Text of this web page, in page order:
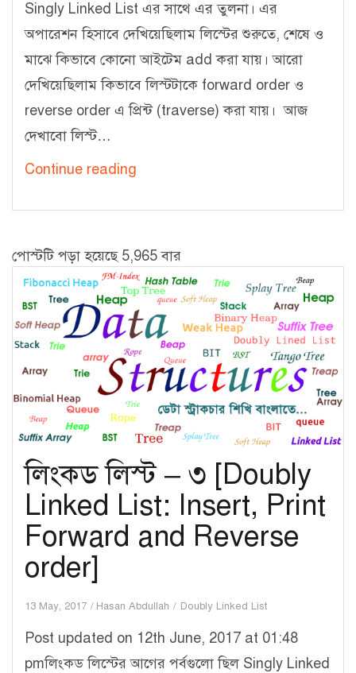
Singly Linked List এর সাথে এর তুলনা। এর
অপারেশন হিসাবে দেখিয়েছিলাম লিস্টের শুরুতে, শেষে ও
মাঝে কিভাবে কোনো আইটেম add করা যায়। আরো
দেখিয়েছিলাম কিভাবে লিস্টটাকে forward order ও
reverse order এ প্রিন্ট (traverse) করা যায়। আজ
দেখাবো লিস্ট…
Continue reading
[Doubly
Linked
List:
Delete
item
from
head,
tail
and
middle]
পোস্টটি পড়া হয়েছে 5,965 বার
লিংকড লিস্ট – ৩ [Doubly
Linked List: Insert, Print
Forward and Reverse
order]
13 May, 2017 Hasan Abdullah Doubly Linked List
Post updated on 12th June, 2017 at 01:48
pmলিংকড লিস্টের আগের পর্বগুলো ছিল Singly Linked